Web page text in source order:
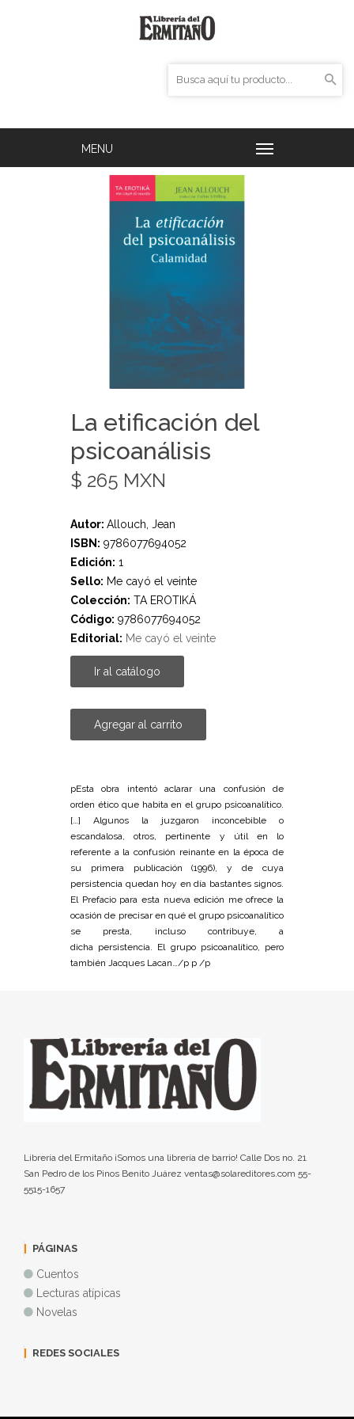
La etificación del
psicoanálisis
$ 265 MXN
Autor: Allouch, Jean
ISBN: 9786077694052
Edición: 1
Sello: Me cayó el veinte
Colección: TA EROTIKÁ
Código: 9786077694052
Editorial: Me cayó el veinte
Ir al catálogo
Agregar al carrito
pEsta obra intentó aclarar una confusión de
orden ético que habita en el grupo psicoanalítico.
[…] Algunos la juzgaron inconcebible o
escandalosa, otros, pertinente y útil en lo
referente a la confusión reinante en la época de
su primera publicación (1996), y de cuya
persistencia quedan hoy en día bastantes signos.
El Prefacio para esta nueva edición me ofrece la
ocasión de precisar en qué el grupo psicoanalítico
se presta, incluso contribuye, a
dicha persistencia. El grupo psicoanalítico, pero
también Jacques Lacan…/p p /p
Librería del Ermitaño ¡Somos una librería de barrio! Calle Dos no. 21
San Pedro de los Pinos Benito Juárez ventas@solareditores.com 55-
5515-1657
PÁGINAS
Cuentos
Lecturas atípicas
Novelas
REDES SOCIALES